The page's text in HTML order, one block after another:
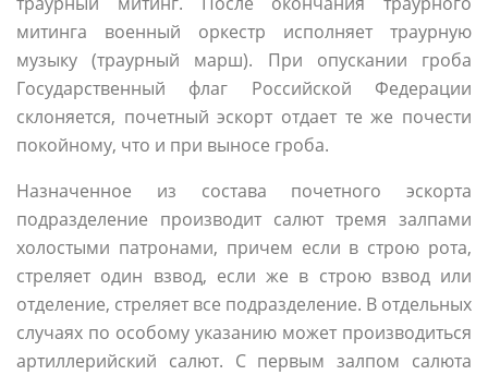
митинга военный оркестр исполняет траурную
музыку (траурный марш). При опускании гроба
Государственный флаг Российской Федерации
склоняется, почетный эскорт отдает те же почести
покойному, что и при выносе гроба.
Назначенное из состава почетного эскорта
подразделение производит салют тремя залпами
холостыми патронами, причем если в строю рота,
стреляет один взвод, если же в строю взвод или
отделение, стреляет все подразделение. В отдельных
случаях по особому указанию может производиться
артиллерийский салют. С первым залпом салюта